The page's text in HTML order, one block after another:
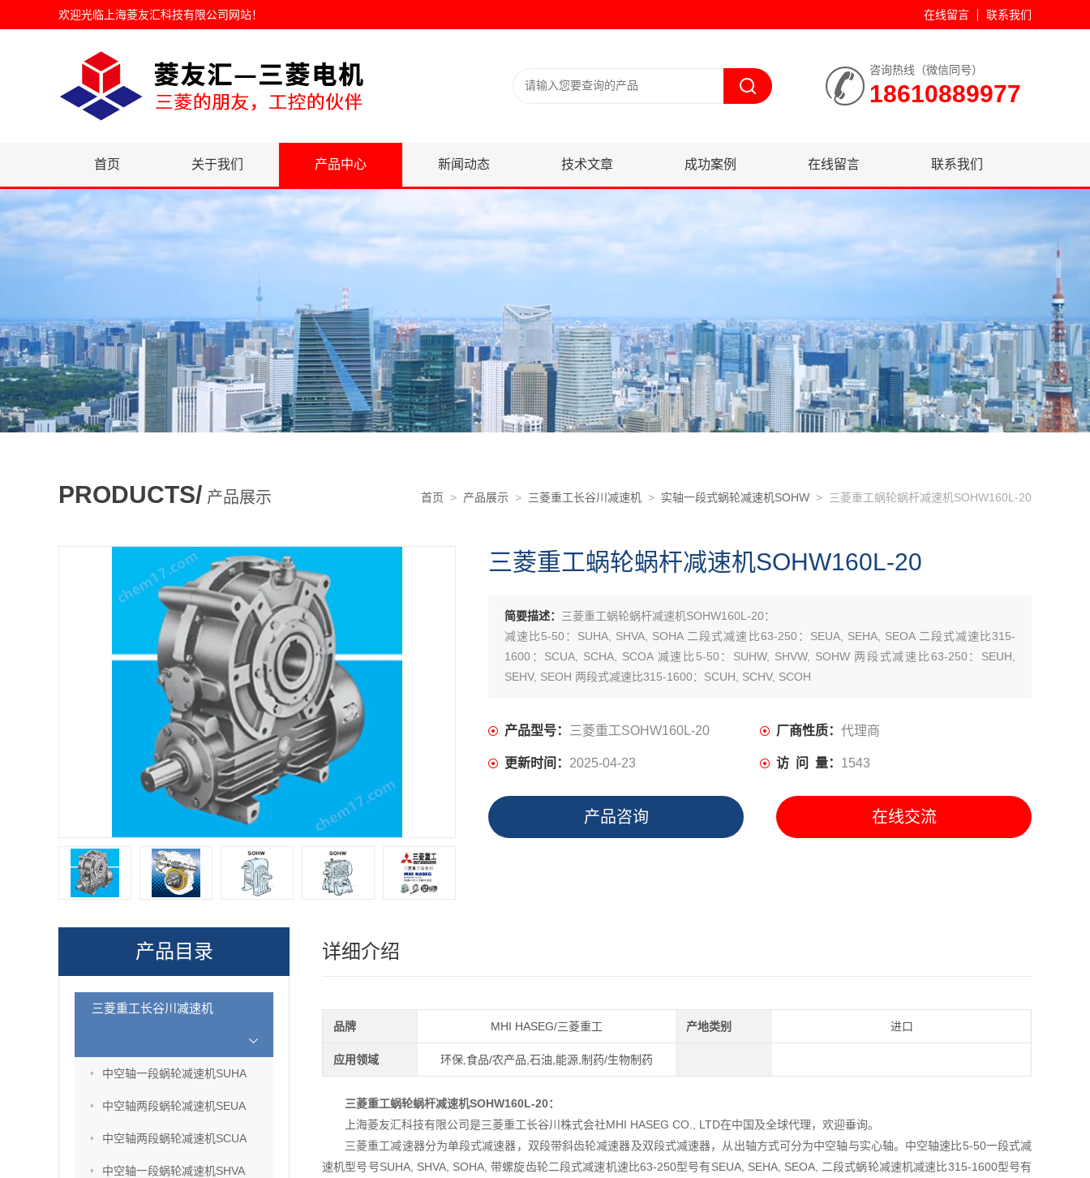
欢迎光临 上海菱友汇科技有限公司网站！ 在线留言 联系我们
咨询热线（微信同号）
18610889977
首页 关于我们 产品中心 新闻动态 技术文章 成功案例 在线留言 联系我们
PRODUCTS/ 产品展示 首页 > 产品展示 > 三菱重工长谷川减速机 > 实轴一段式蜗轮减速机SOHW > 三菱重工蜗轮蜗杆减速机SOHW160L-20
三菱重工蜗轮蜗杆减速机SOHW160L-20
简要描述： 三菱重工蜗轮蜗杆减速机SOHW160L-20：
减速比5-50：SUHA, SHVA, SOHA 二段式减速比63-250：SEUA, SEHA, SEOA 二段式减速比315-
1600：SCUA, SCHA, SCOA 减速比5-50：SUHW, SHVW, SOHW 两段式减速比63-250：SEUH,
SEHV, SEOH 两段式减速比315-1600：SCUH, SCHV, SCOH
产品型号： 三菱重工SOHW160L-20 厂商性质： 代理商
更新时间： 2025-04-23 访 问 量： 1543
产品咨询 在线交流
产品目录
三菱重工长谷川减速机
中空轴一段蜗轮减速机SUHA
中空轴两段蜗轮减速机SEUA
中空轴两段蜗轮减速机SCUA
中空轴一段蜗轮减速机SHVA
详细介绍
品牌 MHI HASEG/三菱重工 产地类别 进口
应用领域 环保,食品/农产品,石油,能源,制药/生物制药
三菱重工蜗轮蜗杆减速机SOHW160L-20：
上海菱友汇科技有限公司是三菱重工长谷川株式会社MHI HASEG CO., LTD在中国及全球代理，欢迎垂询。
三菱重工减速器分为单段式减速器，双段带斜齿轮减速器及双段式减速器，从出轴方式可分为中空轴与实心轴。中空轴速比5-50一段式减
速机型号号SUHA, SHVA, SOHA, 带螺旋齿轮二段式减速机速比63-250型号有SEUA, SEHA, SEOA, 二段式蜗轮减速机减速比315-1600型号有